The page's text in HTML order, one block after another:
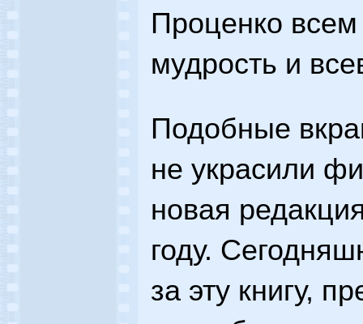
Проценко
мудрость и
Подобные
не украсили
новая
году.
за эту книгу,